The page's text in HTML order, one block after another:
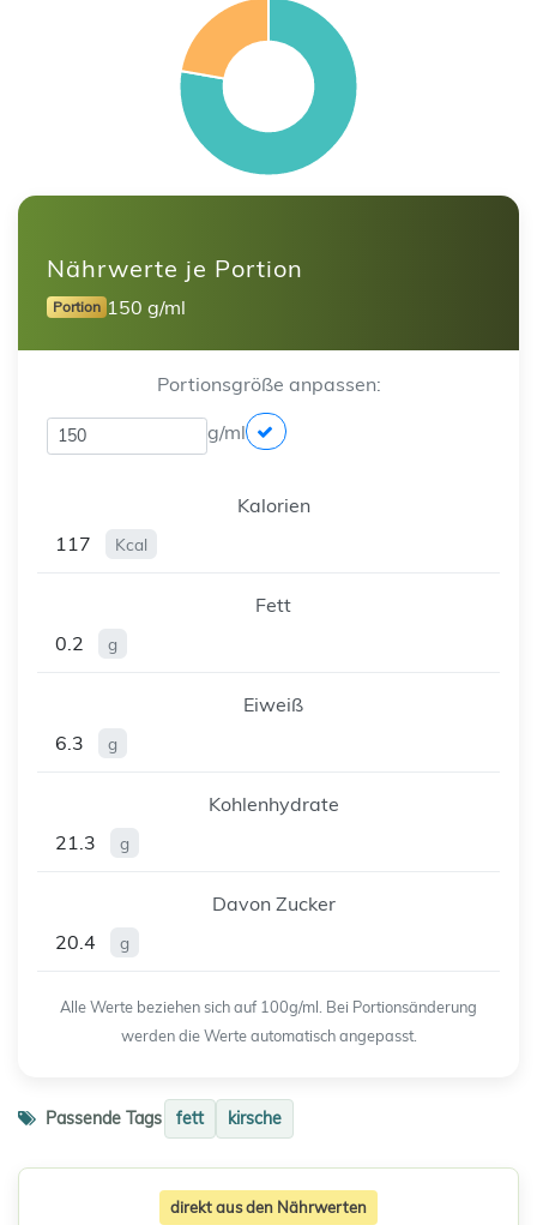
Nährwerte je Portion
Portion 150 g/ml
Portionsgröße anpassen:
g/ml
Kalorien
117
Kcal
Fett
0.2
g
Eiweiß
6.3
g
Kohlenhydrate
21.3
g
Davon Zucker
20.4
g
Alle Werte beziehen sich auf 100g/ml. Bei Portionsänderung
werden die Werte automatisch angepasst.
Passende Tags fett kirsche
direkt aus den Nährwerten